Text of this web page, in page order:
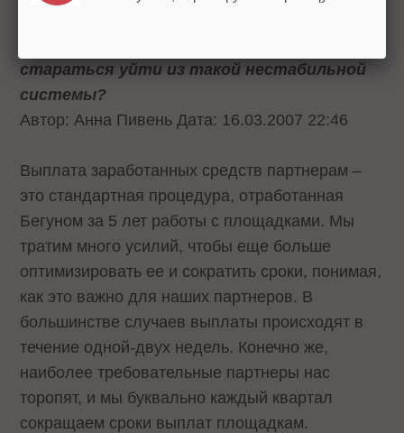
стараться уйти из такой нестабильной
системы?
Автор: Анна Пивень Дата: 16.03.2007 22:46
Выплата заработанных средств партнерам –
это стандартная процедура, отработанная
Бегуном за 5 лет работы с площадками. Мы
тратим много усилий, чтобы еще больше
оптимизировать ее и сократить сроки, понимая,
как это важно для наших партнеров. В
большинстве случаев выплаты происходят в
течение одной-двух недель. Конечно же,
наиболее требовательные партнеры нас
торопят, и мы буквально каждый квартал
сокращаем сроки выплат площадкам.